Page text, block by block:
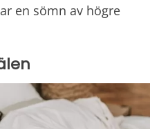
en sömn av högre